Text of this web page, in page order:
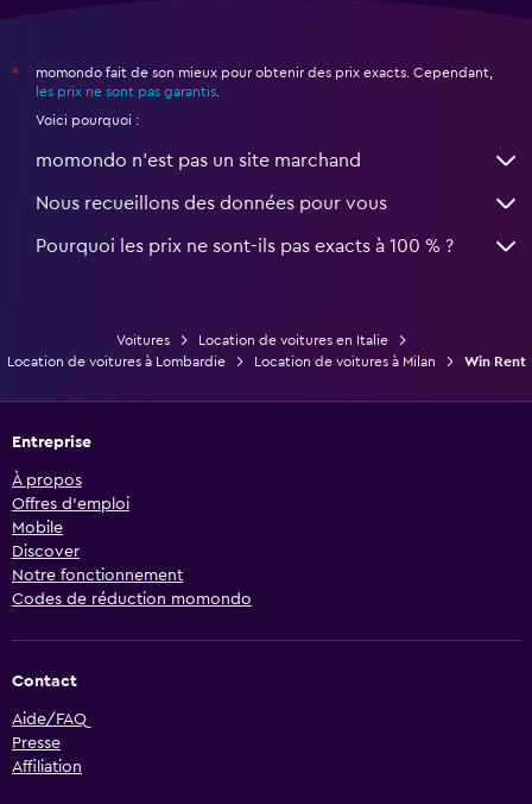
*
momondo fait de son mieux pour obtenir des prix exacts. Cependant,
les prix ne sont pas garantis.
Voici pourquoi :
momondo n'est pas un site marchand
Nous recueillons des données pour vous
Pourquoi les prix ne sont-ils pas exacts à 100 % ?
Voitures
Location de voitures en Italie
Location de voitures à Lombardie
Location de voitures à Milan Win Rent
Entreprise
À propos
Offres d’emploi
Mobile
Discover
Notre fonctionnement
Codes de réduction momondo
Contact
Aide/FAQ
Presse
Affiliation